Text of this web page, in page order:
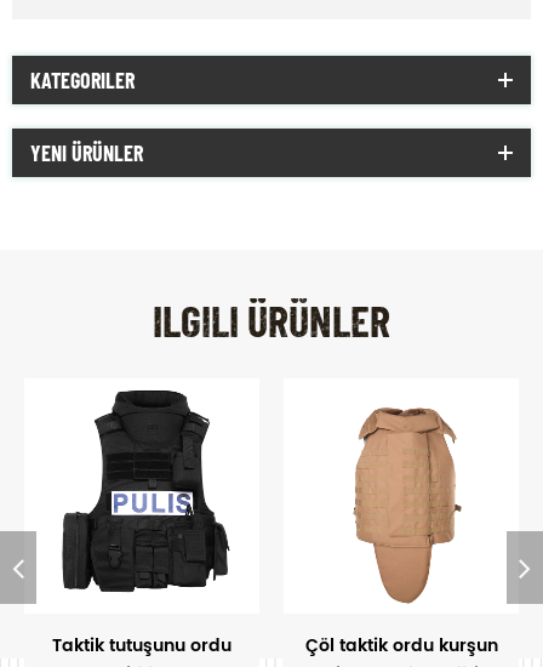
KATEGORILER
YENI ÜRÜNLER
ILGILI ÜRÜNLER
Taktik tutuşunu ordu
Çöl taktik ordu kurşun